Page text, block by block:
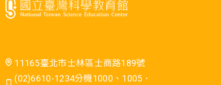
11165臺北市士林區士商路189號
(02)6610-1234分機1000、1005．